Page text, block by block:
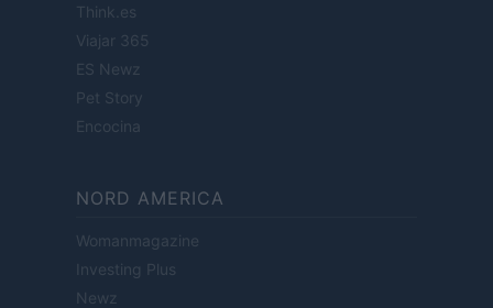
Think.es
Viajar 365
ES Newz
Pet Story
Encocina
NORD AMERICA
Womanmagazine
Investing Plus
Newz